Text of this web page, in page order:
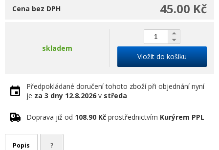
45.00 Kč
Cena bez DPH
skladem
Vložit do košíku
Předpokládané doručení tohoto zboží při objednání nyní
je za 3 dny 12.8.2026 v středa
Doprava již od 108.90 Kč prostřednictvím Kurýrem PPL
Popis ?